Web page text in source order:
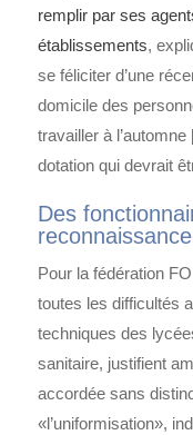
remplir par ses
établissements,
se féliciter d’une
domicile des
travailler à l’automne
dotation qui devrait
Des
reconnaissance
Pour la fédération
toutes les difficultés
techniques des
sanitaire, justifient
accordée sans
«l’uniformisation»,